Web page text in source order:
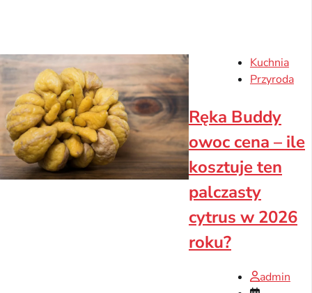
Kuchnia
Przyroda
Ręka Buddy
owoc cena – ile
kosztuje ten
palczasty
cytrus w 2026
roku?
admin